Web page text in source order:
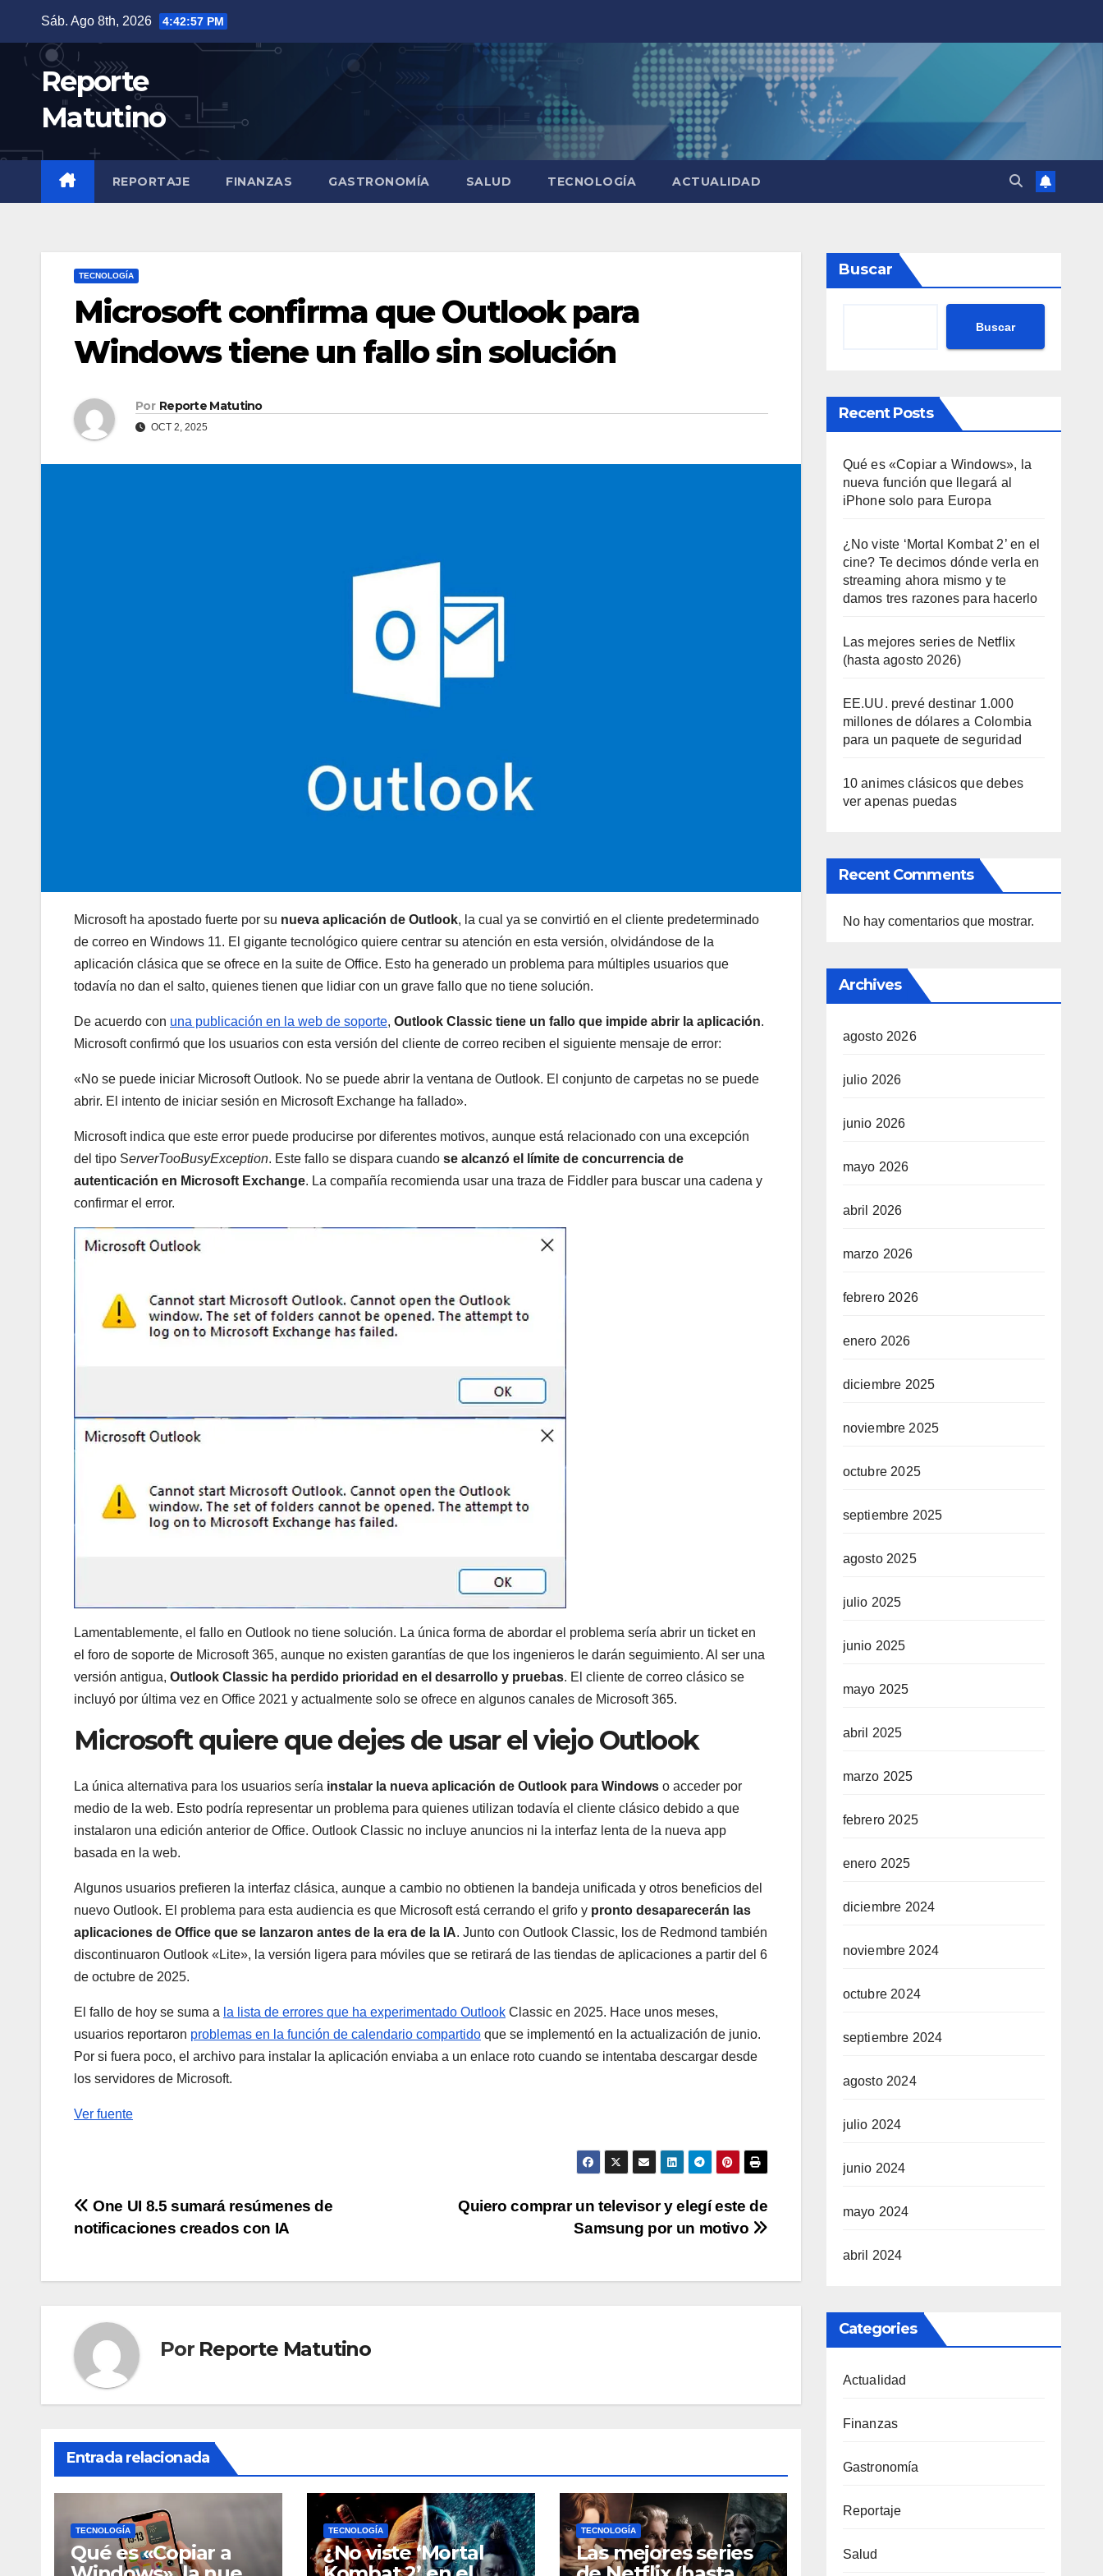
contenido
Sáb. Ago 8th, 2026 4:42:58 PM
Reporte
Matutino
REPORTAJE FINANZAS GASTRONOMÍA SALUD TECNOLOGÍA ACTUALIDAD
TECNOLOGÍA
Microsoft confirma que Outlook para
Windows tiene un fallo sin solución
Por Reporte Matutino
OCT 2, 2025
Microsoft ha apostado fuerte por su nueva aplicación de Outlook, la cual ya se convirtió en el cliente predeterminado
de correo en Windows 11. El gigante tecnológico quiere centrar su atención en esta versión, olvidándose de la
aplicación clásica que se ofrece en la suite de Office. Esto ha generado un problema para múltiples usuarios que
todavía no dan el salto, quienes tienen que lidiar con un grave fallo que no tiene solución.
De acuerdo con una publicación en la web de soporte, Outlook Classic tiene un fallo que impide abrir la aplicación.
Microsoft confirmó que los usuarios con esta versión del cliente de correo reciben el siguiente mensaje de error:
«No se puede iniciar Microsoft Outlook. No se puede abrir la ventana de Outlook. El conjunto de carpetas no se puede
abrir. El intento de iniciar sesión en Microsoft Exchange ha fallado».
Microsoft indica que este error puede producirse por diferentes motivos, aunque está relacionado con una excepción
del tipo ServerTooBusyException. Este fallo se dispara cuando se alcanzó el límite de concurrencia de
autenticación en Microsoft Exchange. La compañía recomienda usar una traza de Fiddler para buscar una cadena y
confirmar el error.
Lamentablemente, el fallo en Outlook no tiene solución. La única forma de abordar el problema sería abrir un ticket en
el foro de soporte de Microsoft 365, aunque no existen garantías de que los ingenieros le darán seguimiento. Al ser una
versión antigua, Outlook Classic ha perdido prioridad en el desarrollo y pruebas. El cliente de correo clásico se
incluyó por última vez en Office 2021 y actualmente solo se ofrece en algunos canales de Microsoft 365.
Microsoft quiere que dejes de usar el viejo Outlook
La única alternativa para los usuarios sería instalar la nueva aplicación de Outlook para Windows o acceder por
medio de la web. Esto podría representar un problema para quienes utilizan todavía el cliente clásico debido a que
instalaron una edición anterior de Office. Outlook Classic no incluye anuncios ni la interfaz lenta de la nueva app
basada en la web.
Algunos usuarios prefieren la interfaz clásica, aunque a cambio no obtienen la bandeja unificada y otros beneficios del
nuevo Outlook. El problema para esta audiencia es que Microsoft está cerrando el grifo y pronto desaparecerán las
aplicaciones de Office que se lanzaron antes de la era de la IA. Junto con Outlook Classic, los de Redmond también
discontinuaron Outlook «Lite», la versión ligera para móviles que se retirará de las tiendas de aplicaciones a partir del 6
de octubre de 2025.
El fallo de hoy se suma a la lista de errores que ha experimentado Outlook Classic en 2025. Hace unos meses,
usuarios reportaron problemas en la función de calendario compartido que se implementó en la actualización de junio.
Por si fuera poco, el archivo para instalar la aplicación enviaba a un enlace roto cuando se intentaba descargar desde
los servidores de Microsoft.
Ver fuente
Navegación
entradas
Quiero comprar un televisor y elegí este de
Samsung por un motivo
One UI 8.5 sumará resúmenes de
notificaciones creados con IA
Por Reporte Matutino
Entrada relacionada
TECNOLOGÍA
Qué es «Copiar a
TECNOLOGÍA
¿No viste ‘Mortal
TECNOLOGÍA
Las mejores series
Buscar
Buscar
Recent Posts
Qué es «Copiar a Windows», la
nueva función que llegará al
iPhone solo para Europa
¿No viste ‘Mortal Kombat 2’ en el
cine? Te decimos dónde verla en
streaming ahora mismo y te
damos tres razones para hacerlo
Las mejores series de Netflix
(hasta agosto 2026)
EE.UU. prevé destinar 1.000
millones de dólares a Colombia
para un paquete de seguridad
10 animes clásicos que debes
ver apenas puedas
Recent Comments
No hay comentarios que mostrar.
Archives
agosto 2026
julio 2026
junio 2026
mayo 2026
abril 2026
marzo 2026
febrero 2026
enero 2026
diciembre 2025
noviembre 2025
octubre 2025
septiembre 2025
agosto 2025
julio 2025
junio 2025
mayo 2025
abril 2025
marzo 2025
febrero 2025
enero 2025
diciembre 2024
noviembre 2024
octubre 2024
septiembre 2024
agosto 2024
julio 2024
junio 2024
mayo 2024
abril 2024
Categories
Actualidad
Finanzas
Gastronomía
Reportaje
Salud